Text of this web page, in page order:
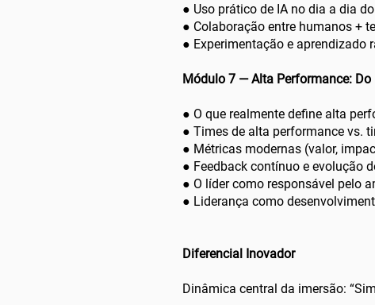
● Uso prático de IA no dia a dia
● Colaboração entre humanos +
● Experimentação e aprendizado
​Módulo 7 — Alta Performance:
● O que realmente define alta
● Times de alta performance vs.
● Métricas modernas (valor,
● Feedback contínuo e evolução
● O líder como responsável pelo
● Liderança como
Diferencial Inovador
Dinâmica central da imersão: